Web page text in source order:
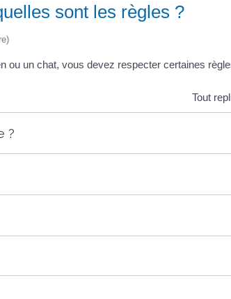
sont les règles ?
ou un chat, vous devez respecter certaines
Tout
?